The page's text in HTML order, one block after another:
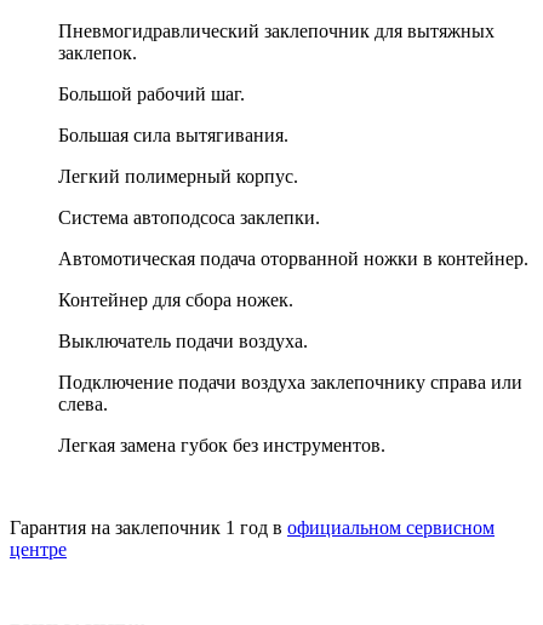
Пневмогидравлический заклепочник для вытяжных
заклепок.
Большой рабочий шаг.
Большая сила вытягивания.
Легкий полимерный корпус.
Система автоподсоса заклепки.
Автомотическая подача оторванной ножки в контейнер.
Контейнер для сбора ножек.
Выключатель подачи воздуха.
Подключение подачи воздуха заклепочнику справа или
слева.
Легкая замена губок без инструментов.
Гарантия на заклепочник 1 год в официальном сервисном
центре